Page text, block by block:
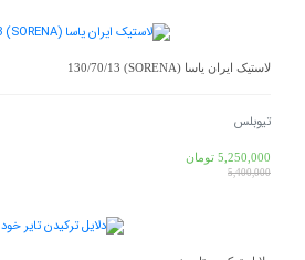
لاستیک ایران یاسا (SORENA) 130/70/13
تیوبلس
5,250,000 تومان
5,400,000